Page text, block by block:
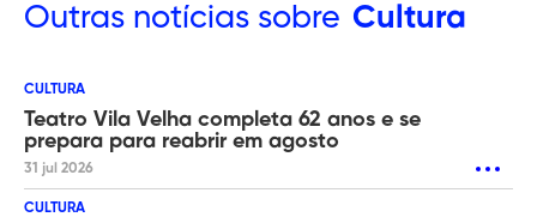
Outras notícias sobre Cultura
CULTURA
Teatro Vila Velha completa 62 anos e se
prepara para reabrir em agosto
31 jul 2026
CULTURA